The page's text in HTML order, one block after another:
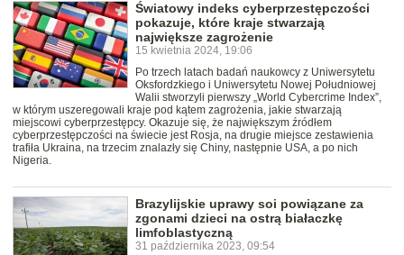
Światowy indeks cyberprzestępczości
pokazuje, które kraje stwarzają
największe zagrożenie
15 kwietnia 2024, 19:06
Po trzech latach badań naukowcy z Uniwersytetu
Oksfordzkiego i Uniwersytetu Nowej Południowej
Walii stworzyli pierwszy „World Cybercrime Index”,
w którym uszeregowali kraje pod kątem zagrożenia, jakie stwarzają
miejscowi cyberprzestępcy. Okazuje się, że największym źródłem
cyberprzestępczości na świecie jest Rosja, na drugie miejsce zestawienia
trafiła Ukraina, na trzecim znalazły się Chiny, następnie USA, a po nich
Nigeria.
Brazylijskie uprawy soi powiązane za
zgonami dzieci na ostrą białaczkę
limfoblastyczną
31 października 2023, 09:54